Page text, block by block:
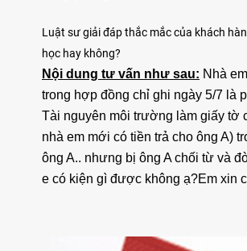
Luật sư giải đáp thắc mắc của khách
học hay không?
Nội dung tư vấn như sau: Nhà
trong hợp đồng chỉ ghi ngày 5/7 là
Tài nguyên môi trường làm giấy tờ
nhà em mới có tiền trả cho ông A)
ông A.. nhưng bị ông A chối từ và
e có kiện gì được không ạ?Em xin